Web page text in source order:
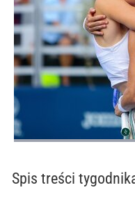
Spis treści